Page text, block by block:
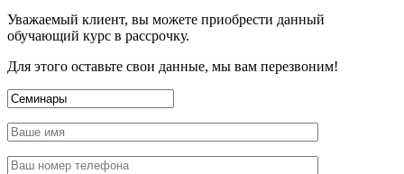
Уважаемый клиент, вы можете приобрести данный
обучающий курс в рассрочку.
Для этого оставьте свои данные, мы вам перезвоним!